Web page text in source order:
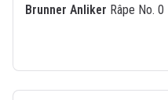
Brunner Anliker Râpe No. 0